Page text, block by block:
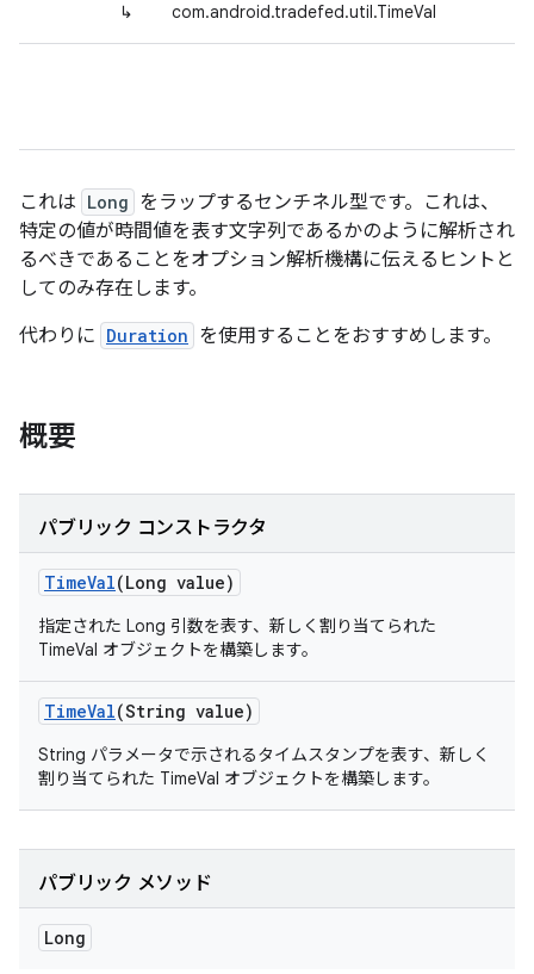
↳ com.android.tradefed.util.TimeVal
これは Long をラップするセンチネル型です。これは、
特定の値が時間値を表す文字列であるかのように解析され
るべきであることをオプション解析機構に伝えるヒントと
してのみ存在します。
代わりに Duration を使用することをおすすめします。
概要
パブリック コンストラクタ
TimeVal(Long value)
指定された Long 引数を表す、新しく割り当てられた
TimeVal オブジェクトを構築します。
TimeVal(String value)
String パラメータで示されるタイムスタンプを表す、新しく
割り当てられた TimeVal オブジェクトを構築します。
パブリック メソッド
Long